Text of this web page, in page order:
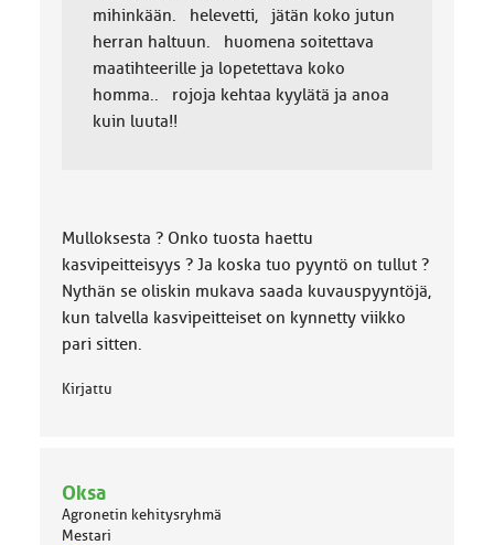
mihinkään. helevetti, jätän koko jutun
herran haltuun. huomena soitettava
maatihteerille ja lopetettava koko
homma.. rojoja kehtaa kyylätä ja anoa
kuin luuta!!
Mulloksesta ? Onko tuosta haettu
kasvipeitteisyys ? Ja koska tuo pyyntö on tullut ?
Nythän se oliskin mukava saada kuvauspyyntöjä,
kun talvella kasvipeitteiset on kynnetty viikko
pari sitten.
Kirjattu
Oksa
Agronetin kehitysryhmä
Mestari